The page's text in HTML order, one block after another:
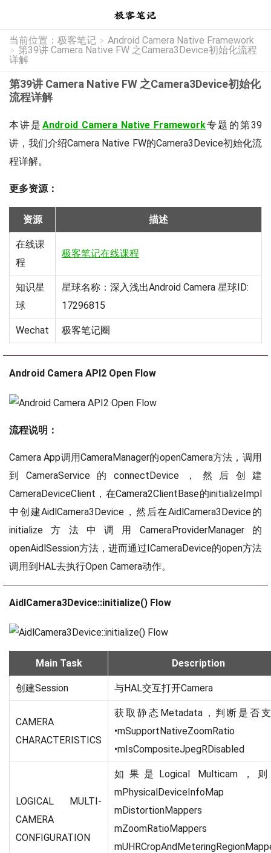
当前位置： 极客笔记 > Android Camera Native Framework
> 第39讲 Camera Native FW 之Camera3Device初始化流程
详解
第39讲 Camera Native FW 之Camera3Device初始化
流程详解
本讲是 Android Camera Native Framework专题的第39
讲，我们介绍Camera Native FW的Camera3Device初始化流
程详解。
更多资源：
资源 描述
在线课
程
极客笔记在线课程
知识星
球
星球名称：深入浅出Android Camera 星球ID:
17296815
Wechat 极客笔记圈
Android Camera API2 Open Flow
流程说明：
Camera App调用CameraManager的openCamera方法，调用
到CameraService的connectDevice，然后创建
CameraDeviceClient，在Camera2ClientBase的initializeImpl
中创建AidlCamera3Device，然后在AidlCamera3Device的
initialize方法中调用CameraProviderManager的
openAidlSession方法，进而通过ICameraDevice的open方法
调用到HAL去执行Open Camera动作。
AidlCamera3Device::initialize() Flow
Main Task Description
创建Session 与HAL交互打开Camera
CAMERA
CHARACTERISTICS
获取静态Metadata，判断是否
•mSupportNativeZoomRatio
•mIsCompositeJpegRDisabled
LOGICAL MULTI-
CAMERA
CONFIGURATION
如果是Logical Multicam，
mPhysicalDeviceInfoMap
mDistortionMappers
mZoomRatioMappers